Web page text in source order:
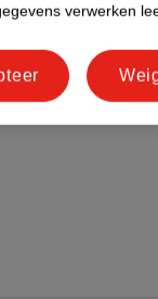
je ze even niet
en makkelijk af te
verwerken